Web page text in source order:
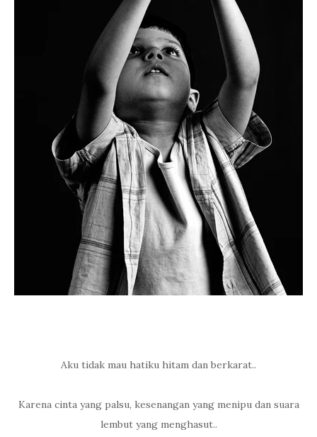
Aku tidak mau hatiku hitam dan berkarat..
Karena cinta yang palsu, kesenangan yang menipu dan suara
lembut yang menghasut..